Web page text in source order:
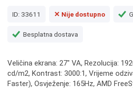
ID: 33611 ✕ Nije dostupno
Besplatna dostava
Veličina ekrana: 27" VA, Rezolucija:
cd/m2, Kontrast: 3000:1, Vrijeme
Faster), Osvježenje: 165Hz, AMD